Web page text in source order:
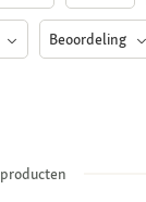
Beoordeling
producten